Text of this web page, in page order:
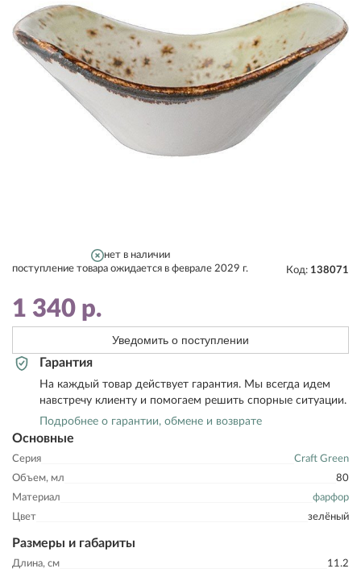
Основные
Серия
Craft Green
Объем, мл
80
Материал
фарфор
Цвет
зелёный
Размеры и габариты
Длина, см
11.2
нет в наличии
поступление товара ожидается в феврале 2029 г.
Код: 138071
1 340 р.
Уведомить о поступлении
Гарантия
На каждый товар действует гарантия. Мы всегда идем
навстречу клиенту и помогаем решить спорные ситуации.
Подробнее о гарантии, обмене и возврате